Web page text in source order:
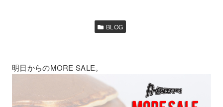
BLOG
明日からのMORE SALE。